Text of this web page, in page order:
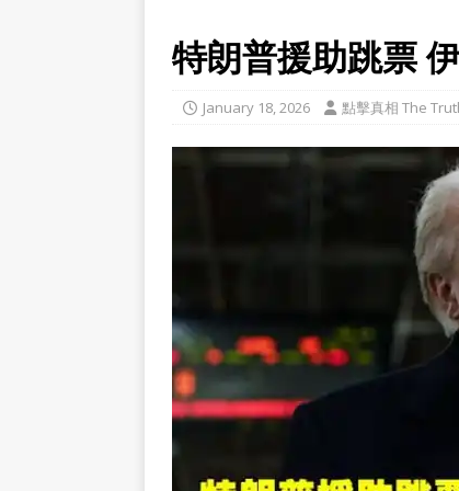
特朗普援助跳票
January 18, 2026 點擊真相 The